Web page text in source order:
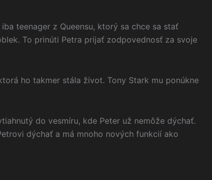
teenager z Queensu, ktorý sa chce sa stať
To prinúti Petra prijať zodpovednosť za svoje
ho takmer stála život. Tony Stark mu ponúkne
do vesmíru, kde Peter už nemôže dýchať.
dýchať a má mnoho nových funkcií ako